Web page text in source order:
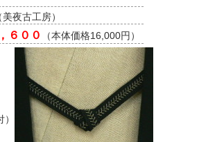
夜古工房）
６００ （本体価格16,000円）